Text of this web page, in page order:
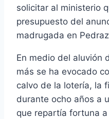
solicitar al ministerio
presupuesto del
madrugada en
En medio del aluvión
más se ha evocado
calvo de la lotería, la
durante ocho años a
que repartía fortuna